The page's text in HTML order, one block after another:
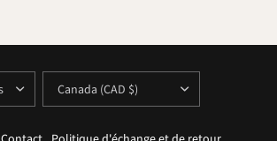
METTRE
JOUR
LE
RÉGION